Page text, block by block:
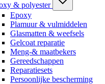
& polyester
Epoxy
Plamuur & vulmiddelen
Glasmatten & weefsels
Gelcoat reparatie
Meng-& maatbekers
Gereedschappen
Reparatiesets
Persoonlijke bescherming